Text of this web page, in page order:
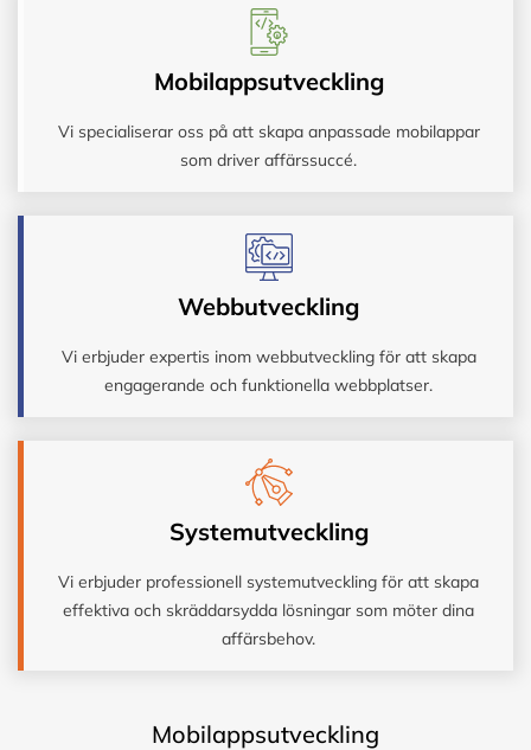
Mobilappsutveckling
Vi specialiserar oss på att skapa anpassade mobilappar
som driver affärssuccé.
Webbutveckling
Vi erbjuder expertis inom webbutveckling för att skapa
engagerande och funktionella webbplatser.
Systemutveckling
Vi erbjuder professionell systemutveckling för att skapa
effektiva och skräddarsydda lösningar som möter dina
affärsbehov.
Mobilappsutveckling